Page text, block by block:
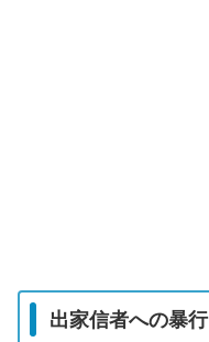
出家信者への暴行